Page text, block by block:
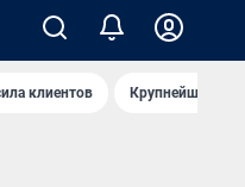
клиентов Крупнейшие